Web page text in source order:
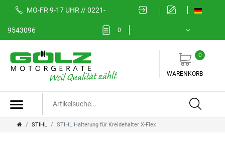
MO-FR 9-17 UHR // 0221-
9543096 0
0
WARENKORB
STIHL STIHL Halterung für Kreidehalter X-Flex